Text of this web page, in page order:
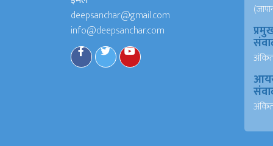
deepsanchar@gmail.com
info@deepsanchar.com